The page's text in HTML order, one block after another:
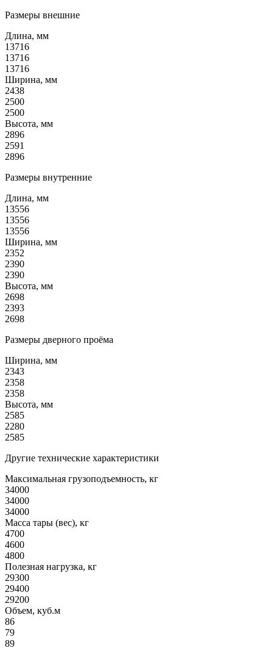
Размеры внешние
Длина, мм
13716
13716
13716
Ширина, мм
2438
2500
2500
Высота, мм
2896
2591
2896
Размеры внутренние
Длина, мм
13556
13556
13556
Ширина, мм
2352
2390
2390
Высота, мм
2698
2393
2698
Размеры дверного проёма
Ширина, мм
2343
2358
2358
Высота, мм
2585
2280
2585
Другие технические характеристики
Максимальная грузоподъемность, кг
34000
34000
34000
Масса тары (вес), кг
4700
4600
4800
Полезная нагрузка, кг
29300
29400
29200
Объем, куб.м
86
79
89